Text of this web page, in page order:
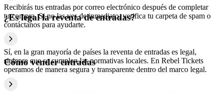
Recibirás tus entradas por correo electrónico después de completar
tu compra. Si no las ves de inmediato, verifica tu carpeta de spam o
contáctanos para ayudarte.
¿Es legal la reventa de entradas?
Sí, en la gran mayoría de países la reventa de entradas es legal,
siempre que se cumplan las normativas locales. En Rebel Tickets
operamos de manera segura y transparente dentro del marco legal.
Cómo vender entradas